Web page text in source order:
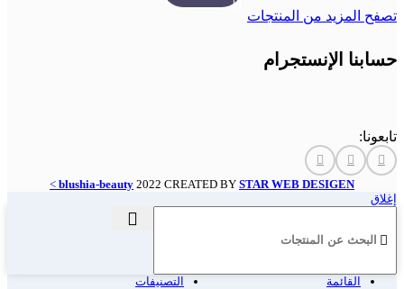
تصفح المزيد من المنتجات
حسابنا الإنستجرام
تابعونا:
blushia-beauty 2022 CREATED BY STAR WEB DESIGEN
>
إغلاق
القائمة التصنيفات